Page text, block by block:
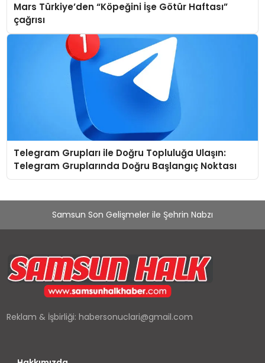
Mars Türkiye’den “Köpeğini İşe Götür Haftası”
çağrısı
Telegram Grupları ile Doğru Topluluğa Ulaşın:
Telegram Gruplarında Doğru Başlangıç Noktası
Samsun Son Gelişmeler ile Şehrin Nabzı
Reklam & İşbirliği:habersonuclari@gmail.com